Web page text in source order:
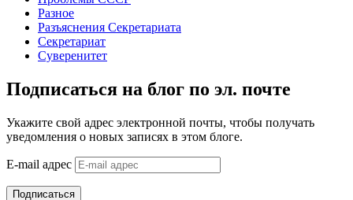
Разное
Разъяснения Секретариата
Секретариат
Суверенитет
Подписаться на блог по эл. почте
Укажите свой адрес электронной почты, чтобы получать
уведомления о новых записях в этом блоге.
E-mail адрес
Подписаться